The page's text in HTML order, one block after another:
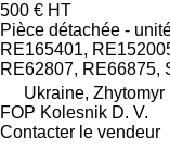
500 € HT
Pièce détachée -
RE165401,
RE62807, RE66875,
Ukraine, Zhytomyr
FOP Kolesnik D. V.
Contacter le vendeur